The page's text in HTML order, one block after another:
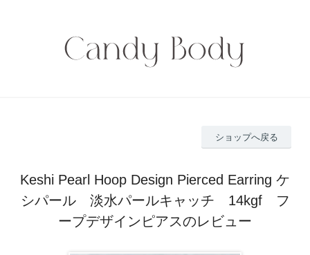
ショップへ戻る
Keshi Pearl Hoop Design Pierced Earring ケ
シパール 淡水パールキャッチ 14kgf フ
ープデザインピアスのレビュー